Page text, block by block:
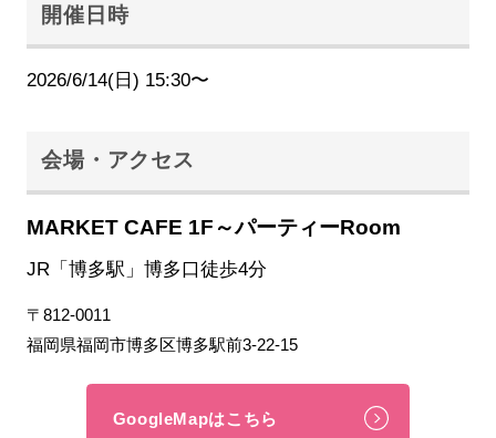
開催日時
2026/6/14(日) 15:30〜
会場・アクセス
MARKET CAFE 1F～パーティーRoom
JR「博多駅」博多口徒歩4分
〒812-0011
福岡県福岡市博多区博多駅前3-22-15
GoogleMapはこちら